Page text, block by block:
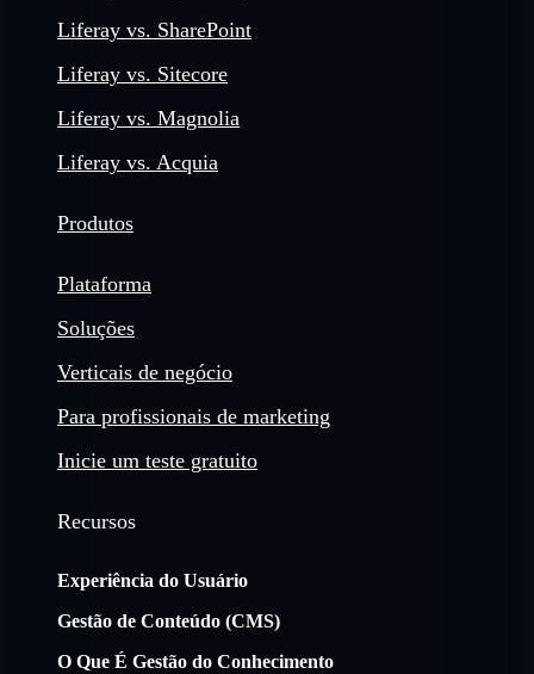
Liferay vs. SharePoint
Liferay vs. Sitecore
Liferay vs. Magnolia
Liferay vs. Acquia
Produtos
Plataforma
Soluções
Verticais de negócio
Para profissionais de marketing
Inicie um teste gratuito
Recursos
Experiência do Usuário
Gestão de Conteúdo (CMS)
O Que É Gestão do Conhecimento